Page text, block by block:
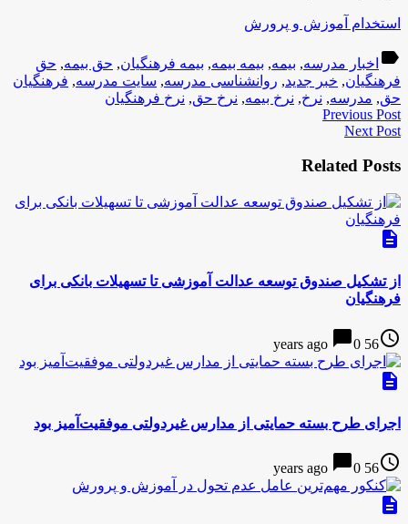
استخدام آموزش و پرورش
label اخبار مدرسه, بیمه, بیمه بیمه, بیمه فرهنگیان, حق بیمه, حق
فرهنگیان, خبر جدید, روانشناسی مدرسه, سایت مدرسه, فرهنگیان
حق, مدرسه, نرخ, نرخ بیمه, نرخ حق, نرخ فرهنگیان
Previous Post
Next Post
Related Posts
description
از تشکیل صندوق توسعه عدالت آموزشی تا تسهیلات بانکی برای
فرهنگیان
access_time
56 years ago
chat_bubble0
description
اجرای طرح بسته حمایتی از مدارس غیردولتی موفقیت‌آمیز بود
access_time
56 years ago
chat_bubble0
description